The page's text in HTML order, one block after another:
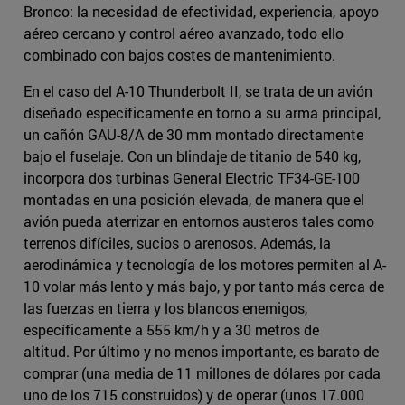
Bronco: la necesidad de efectividad, experiencia, apoyo
aéreo cercano y control aéreo avanzado, todo ello
combinado con bajos costes de mantenimiento.
En el caso del A-10 Thunderbolt II, se trata de un avión
diseñado específicamente en torno a su arma principal,
un cañón GAU-8/A de 30 mm montado directamente
bajo el fuselaje. Con un blindaje de titanio de 540 kg,
incorpora dos turbinas General Electric TF34-GE-100
montadas en una posición elevada, de manera que el
avión pueda aterrizar en entornos austeros tales como
terrenos difíciles, sucios o arenosos. Además, la
aerodinámica y tecnología de los motores permiten al A-
10 volar más lento y más bajo, y por tanto más cerca de
las fuerzas en tierra y los blancos enemigos,
específicamente a 555 km/h y a 30 metros de
altitud. Por último y no menos importante, es barato de
comprar (una media de 11 millones de dólares por cada
uno de los 715 construidos) y de operar (unos 17.000